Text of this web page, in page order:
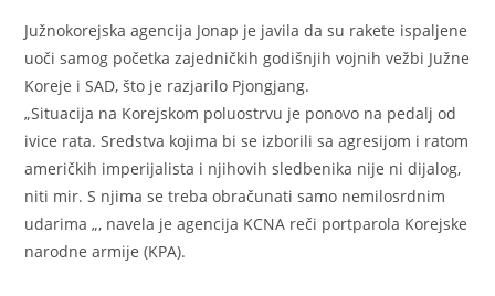
Južnokorejska agencija Jonap je javila da su rakete ispaljene
uoči samog početka zajedničkih godišnjih vojnih vežbi Južne
Koreje i SAD, što je razjarilo Pjongjang.
„Situacija na Korejskom poluostrvu je ponovo na pedalj od
ivice rata. Sredstva kojima bi se izborili sa agresijom i ratom
američkih imperijalista i njihovih sledbenika nije ni dijalog,
niti mir. S njima se treba obračunati samo nemilosrdnim
udarima „, navela je agencija KCNA reči portparola Korejske
narodne armije (KPA).